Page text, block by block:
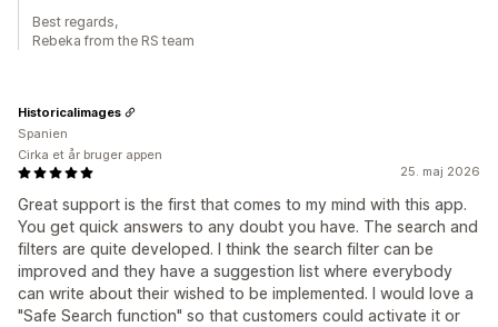
Best regards,
Rebeka from the RS team
25. maj 2026
Great support is the first that comes to my mind with this app.
You get quick answers to any doubt you have. The search and
filters are quite developed. I think the search filter can be
improved and they have a suggestion list where everybody
can write about their wished to be implemented. I would love a
"Safe Search function" so that customers could activate it or
Historicalimages
Spanien
Cirka et år bruger appen